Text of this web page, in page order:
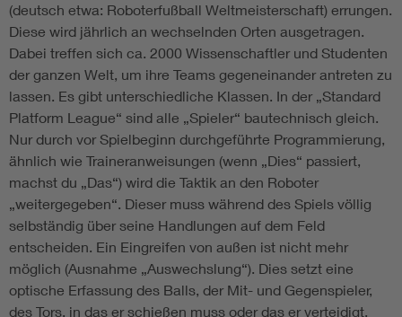
(deutsch etwa: Roboterfußball Weltmeisterschaft) errungen.
Diese wird jährlich an wechselnden Orten ausgetragen.
Dabei treffen sich ca. 2000 Wissenschaftler und Studenten
der ganzen Welt, um ihre Teams gegeneinander antreten zu
lassen. Es gibt unterschiedliche Klassen. In der „Standard
Platform League“ sind alle „Spieler“ bautechnisch gleich.
Nur durch vor Spielbeginn durchgeführte Programmierung,
ähnlich wie Traineranweisungen (wenn „Dies“ passiert,
machst du „Das“) wird die Taktik an den Roboter
„weitergegeben“. Dieser muss während des Spiels völlig
selbständig über seine Handlungen auf dem Feld
entscheiden. Ein Eingreifen von außen ist nicht mehr
möglich (Ausnahme „Auswechslung“). Dies setzt eine
optische Erfassung des Balls, der Mit- und Gegenspieler,
des Tors, in das er schießen muss oder das er verteidigt,